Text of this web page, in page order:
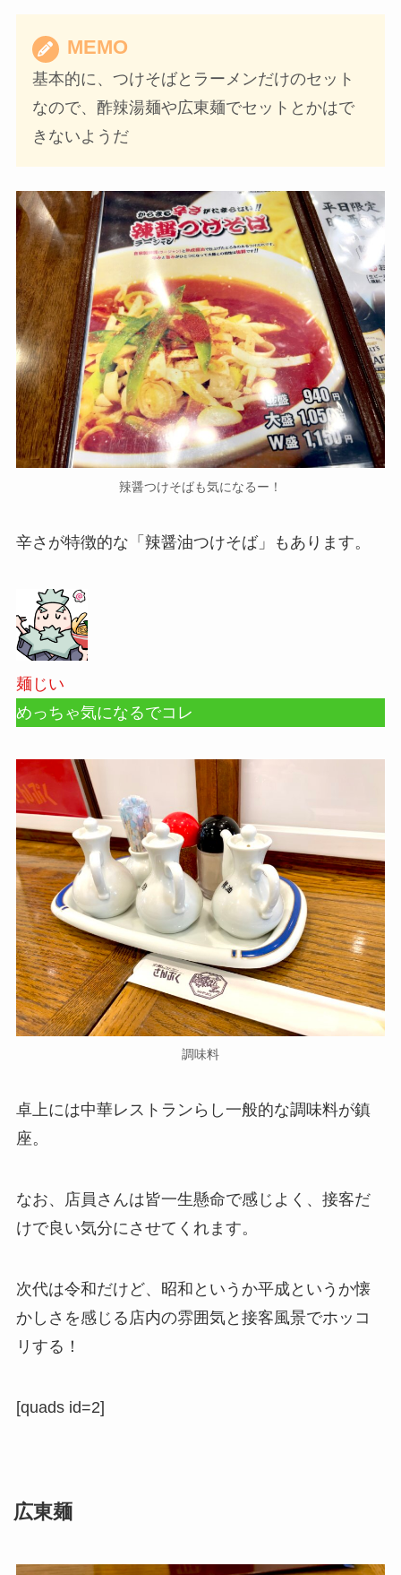
MEMO
基本的に、つけそばとラーメンだけのセット
なので、酢辣湯麺や広東麺でセットとかはで
きないようだ
辣醤つけそばも気になるー！
辛さが特徴的な「辣醤油つけそば」もあります。
麺じい
めっちゃ気になるでコレ
調味料
卓上には中華レストランらし一般的な調味料が鎮
座。
なお、店員さんは皆一生懸命で感じよく、接客だ
けで良い気分にさせてくれます。
次代は令和だけど、昭和というか平成というか懐
かしさを感じる店内の雰囲気と接客風景でホッコ
リする！
[quads id=2]
広東麺